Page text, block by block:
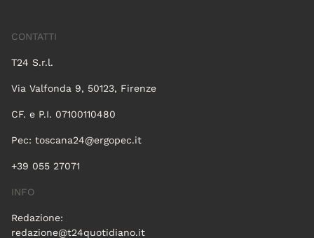
CONTATTI
T24 S.r.l.
Via Valfonda 9, 50123, Firenze
CF. e P.I. 07100110480
Pec: toscana24@ergopec.it
+39 055 27071
INFO
Redazione:
redazione@t24quotidiano.it